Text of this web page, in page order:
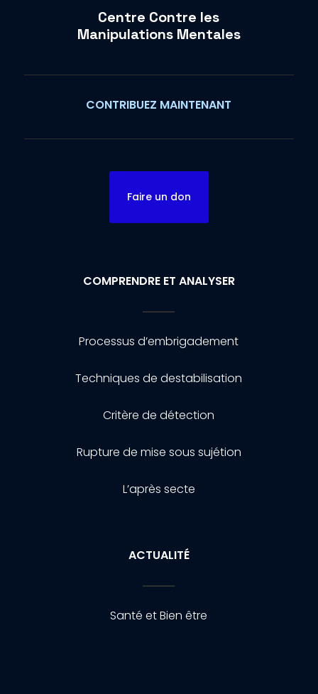
Centre Contre les
Manipulations Mentales
CONTRIBUEZ MAINTENANT
Faire un don
COMPRENDRE ET ANALYSER
Processus d’embrigadement
Techniques de destabilisation
Critère de détection
Rupture de mise sous sujétion
L’après secte
ACTUALITÉ
Santé et Bien être